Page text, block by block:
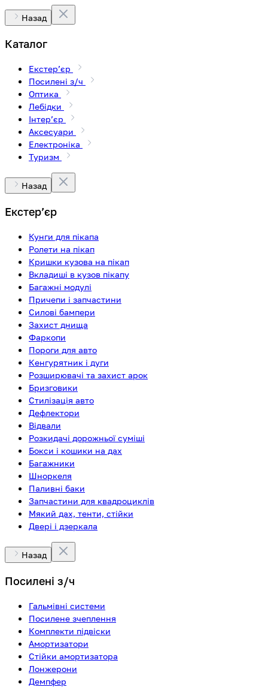
Назад
Каталог
Екстерʼєр
Посилені з/ч
Оптика
Лебідки
Інтерʼєр
Аксесуари
Електроніка
Туризм
Назад
Екстерʼєр
Кунги для пікапа
Ролети на пікап
Кришки кузова на пікап
Вкладиші в кузов пікапу
Багажні модулі
Причепи і запчастини
Силові бампери
Захист днища
Фаркопи
Пороги для авто
Кенгурятник і дуги
Розширювачі та захист арок
Бризговики
Стилізація авто
Дефлектори
Відвали
Розкидачі дорожньої суміші
Бокси і кошики на дах
Багажники
Шноркеля
Паливні баки
Запчастини для квадроциклів
Мякий дах, тенти, стійки
Двері і дзеркала
Назад
Посилені з/ч
Гальмівні системи
Посилене зчеплення
Комплекти підвіски
Амортизатори
Стійки амортизатора
Лонжерони
Демпфер